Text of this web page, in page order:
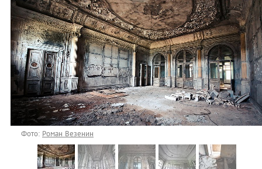
Фото: Роман Везенин